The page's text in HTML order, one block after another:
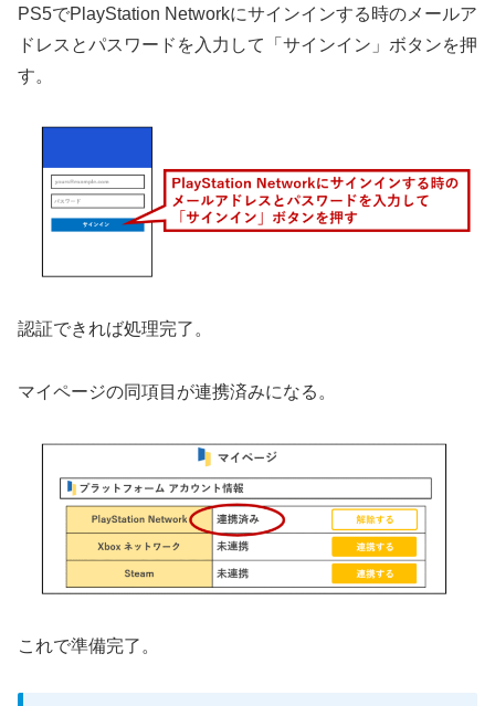
PS5でPlayStation Networkにサインインする時のメールア
ドレスとパスワードを入力して「サインイン」ボタンを押
す。
認証できれば処理完了。
マイページの同項目が連携済みになる。
これで準備完了。